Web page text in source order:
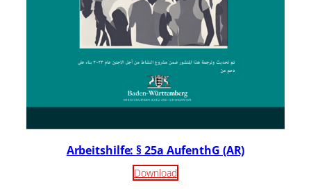
Arbeitshilfe: § 25a AufenthG (AR)
Download